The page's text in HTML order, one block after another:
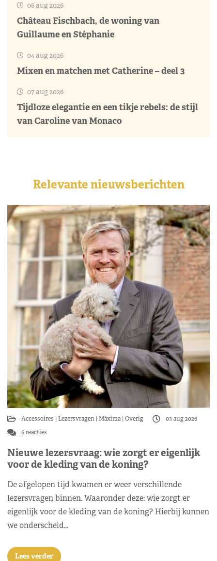
06 aug 2026
Château Fischbach, de woning van
Guillaume en Stéphanie
04 aug 2026
Mixen en matchen met Catherine – deel 3
07 aug 2026
Tijdloze elegantie en een tikje rebels: de stijl
van Caroline van Monaco
Relevante nieuwsberichten
Accessoires Lezersvragen Máxima Overig
03 aug 2026
6 reacties
Nieuwe lezersvraag: wie zorgt er eigenlijk
voor de kleding van de koning?
De afgelopen tijd kwamen er weer verschillende
lezersvragen binnen. Waaronder deze: wie zorgt er
eigenlijk voor de kleding van de koning? Hierbij kunnen
we onderscheid…
Lees verder